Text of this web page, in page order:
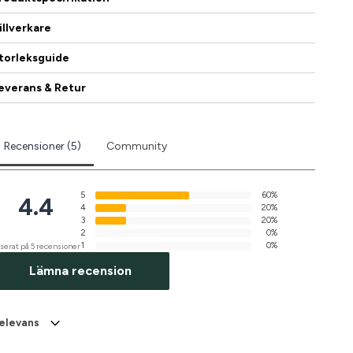
& Retur
Recensioner (5) Community
4.4
på 5 recensioner
5
60%
4
20%
3
20%
2
0%
1
0%
Lämna recension